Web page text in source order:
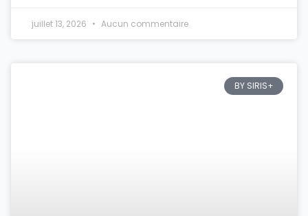
juillet 13, 2026 Aucun commentaire
BY SIRIS+